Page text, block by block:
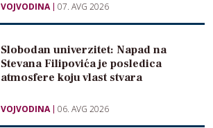
VOJVODINA 07. AVG 2026
Slobodan univerzitet: Napad na
Stevana Filipovića je posledica
atmosfere koju vlast stvara
VOJVODINA 06. AVG 2026